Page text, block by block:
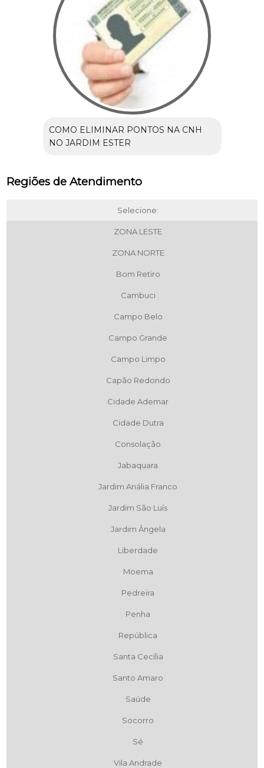
COMO ELIMINAR PONTOS NA CNH
NO JARDIM ESTER
Regiões de Atendimento
Selecione:
ZONA LESTE
ZONA NORTE
Bom Retiro
Cambuci
Campo Belo
Campo Grande
Campo Limpo
Capão Redondo
Cidade Ademar
Cidade Dutra
Consolação
Jabaquara
Jardim Anália Franco
Jardim São Luís
Jardim Ângela
Liberdade
Moema
Pedreira
Penha
República
Santa Cecília
Santo Amaro
Saúde
Socorro
Sé
Vila Andrade